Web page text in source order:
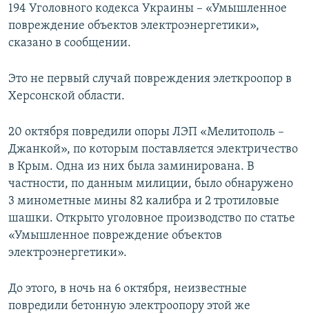
194 Уголовного кодекса Украины – «Умышленное
повреждение объектов электроэнергетики»,
сказано в сообщении.
Это не первый случай повреждения элеткроопор в
Херсонской области.
20 октября повредили опоры ЛЭП «Мелитополь –
Джанкой», по которым поставляется электричество
в Крым. Одна из них была заминирована. В
частности, по данным милиции, было обнаружено
3 минометные мины 82 калибра и 2 тротиловые
шашки. Открыто уголовное производство по статье
«Умышленное повреждение объектов
электроэнергетики».
До этого, в ночь на 6 октября, неизвестные
повредили бетонную электроопору этой же